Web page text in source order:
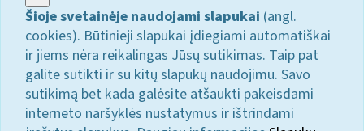
Šioje svetainėje naudojami slapukai (angl.
cookies). Būtinieji slapukai įdiegiami automatiškai
ir jiems nėra reikalingas Jūsų sutikimas. Taip pat
galite sutikti ir su kitų slapukų naudojimu. Savo
sutikimą bet kada galėsite atšaukti pakeisdami
interneto naršyklės nustatymus ir ištrindami